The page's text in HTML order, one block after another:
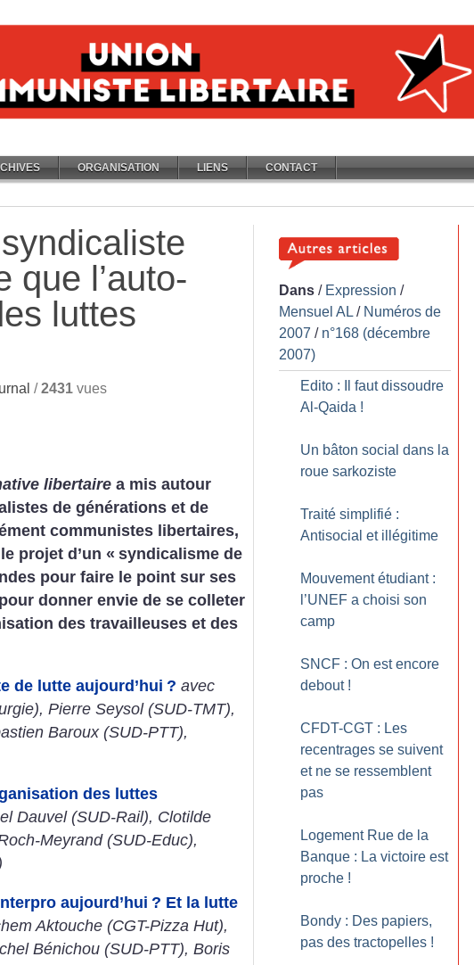
ORGANISATION LIENS CONTACT
que l’auto-
luttes
/2431 vues
libertaire a mis autour
de générations et de
communistes libertaires,
projet d’un « syndicalisme de
pour faire le point sur ses
donner envie de se colleter
des travailleuses et des
de lutte aujourd’hui ? avec
Pierre Seysol (SUD-TMT),
Baroux (SUD-PTT),
des luttes
Dauvel (SUD-Rail), Clotilde
Meyrand (SUD-Educ),
aujourd’hui ? Et la lutte
Aktouche (CGT-Pizza Hut),
Bénichou (SUD-PTT), Boris
Dans / Expression /
Mensuel AL / Numéros de
2007 / n°168 (décembre
2007)
Edito : Il faut dissoudre
Al-Qaida !
Un bâton social dans la
roue sarkoziste
Traité simplifié :
Antisocial et illégitime
Mouvement étudiant :
l’UNEF a choisi son
camp
SNCF : On est encore
debout !
CFDT-CGT : Les
recentrages se suivent
et ne se ressemblent
pas
Logement Rue de la
Banque : La victoire est
proche !
Bondy : Des papiers,
pas des tractopelles !